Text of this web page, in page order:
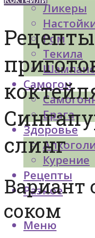
Ликеры
Ром
Текила
Самогон
Брага
Здоровье
Курение
Рецепты
Разное
Меню
Рецепты
слинг
Вариант
соком